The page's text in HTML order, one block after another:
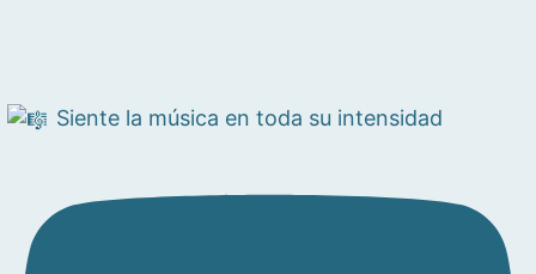
Siente la música en toda su intensidad